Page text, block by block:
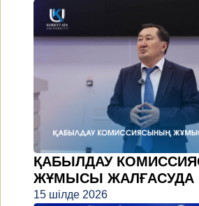
ҚАБЫЛДАУ
ЖҰМЫСЫ ЖАЛҒАСУДА
15 шілде 2026